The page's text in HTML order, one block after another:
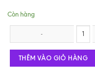
Còn hàng
Lundahl LL-1660AM / 18mA số
THÊM VÀO GIỎ HÀNG